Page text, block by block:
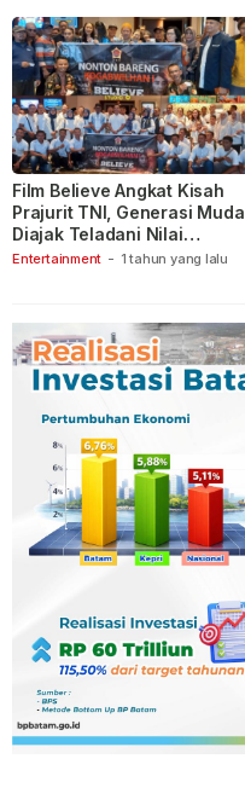
Entertainment - 1 tahun yang lalu
Film Believe Angkat Kisah
Prajurit TNI, Generasi Muda
Diajak Teladani Nilai
Keberanian